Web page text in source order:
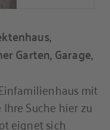
Garten, Garage,
mit
Suche hier zu
eignet sich